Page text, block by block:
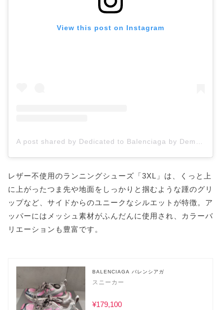
View this post on Instagram
A post shared by Dedicated to Balenciaga by Demna (@demnagram)
レザー不使用のランニングシューズ「3XL」は、くっと上
に上がったつま先や地面をしっかりと掴むような踵のグリ
ップなど、サイドからのユニークなシルエットが特徴。ア
ッパーにはメッシュ素材がふんだんに使用され、カラーバ
リエーションも豊富です。
BALENCIAGA バレンシアガ
スニーカー
¥179,100